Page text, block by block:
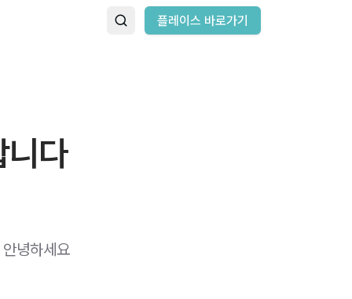
플레이스 바로가기
니다
녕하세요